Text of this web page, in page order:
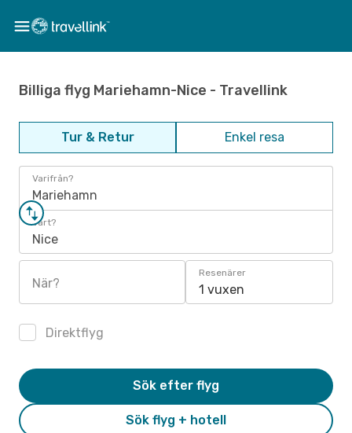
Billiga flyg Mariehamn-Nice - Travellink
Tur & Retur Enkel resa
Varifrån?
Mariehamn
Vart?
Nice
När?
Resenärer
1 vuxen
Direktflyg
Sök flyg + hotell
Sök efter flyg